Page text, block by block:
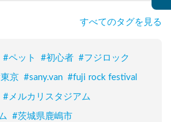
すべてのタグを見る
#ペット #初心者 #フジロック
東京 #sany.van #fuji rock festival
#メルカリスタジアム
#茨城県鹿嶋市